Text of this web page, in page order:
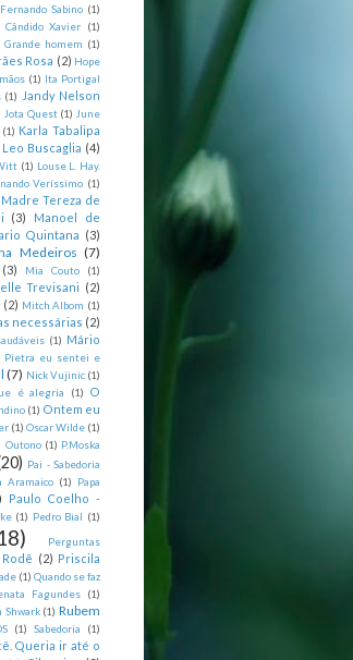
Fernando Sabino (1)
Cândido Xavier (1)
Grande homem (1)
Rosa (2) Hope
(1)
Ita Portigal
(1)
Jandy Nelson
Jota Quest (1) June
(1) Karla Tabalipa
Leo Buscaglia (4)
(1) Louse L. Hay.
Veríssimo (1)
Madre Tereza de
(3)
Manoel de
Quintana (3)
Medeiros (7)
(3) Mia Couto (1)
Trevisani (2)
(2) Mitch Albom (1)
necessárias (2)
(1) Mário
Pietra eu sentei e
(7) Nick Vujinic (1)
é alegria (1)
O
(1) Ontem eu
(1) Oscar Wilde (1)
Outono (1) P.Moska
Pai - Sabedoria
Aramaico (1)
Papa
Paulo Coelho -
(1) Pedro Bial (1)
Perguntas
(2) Priscila
(1) Quando se faz
Fagundes (1)
Shwark (1) Rubem
(1) Sabedoria (1)
Queria ir até o